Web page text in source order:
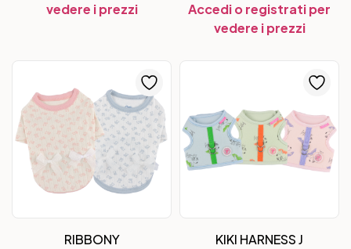
vedere i prezzi
Accedi o registrati per
vedere i prezzi
RIBBONY
KIKI HARNESS J